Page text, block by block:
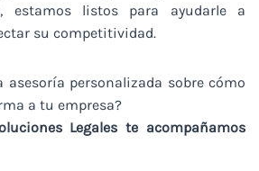
, estamos listos para ayudarle a
su competitividad.
asesoría personalizada sobre cómo
a tu empresa?
Legales te acompañamos